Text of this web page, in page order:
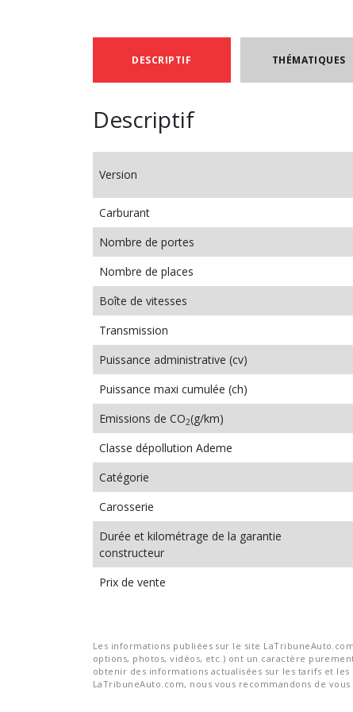
DESCRIPTIF THÉMATIQUES
Descriptif
Version
Carburant
Nombre de portes
Nombre de places
Boîte de vitesses
Transmission
Puissance administrative (cv)
Puissance maxi cumulée (ch)
Emissions de CO2(g/km)
Classe dépollution Ademe
Catégorie
Carosserie
Durée et kilométrage de la garantie
constructeur
Prix de vente
Les informations publiées sur le site
options, photos, vidéos, etc.) ont un caractère
obtenir des informations actualisées sur les tarifs et
LaTribuneAuto.com, nous vous recommandons de